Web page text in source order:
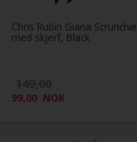
Chris Rubin Giana Scrunchie
med skjerf, Black
99,00 NOK